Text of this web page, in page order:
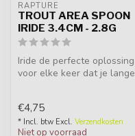
RAPTURE
TROUT AREA SPOON
IRIDE 3.4CM - 2.8G
Iride de perfecte oplossing
voor elke keer dat je lange
€4,75
* Incl. btw Excl. Verzendkosten
Niet op voorraad